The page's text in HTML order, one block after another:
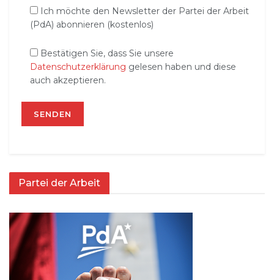
Ich möchte den Newsletter der Partei der Arbeit
(PdA) abonnieren (kostenlos)
Bestätigen Sie, dass Sie unsere
Datenschutzerklärung gelesen haben und diese
auch akzeptieren.
Partei der Arbeit